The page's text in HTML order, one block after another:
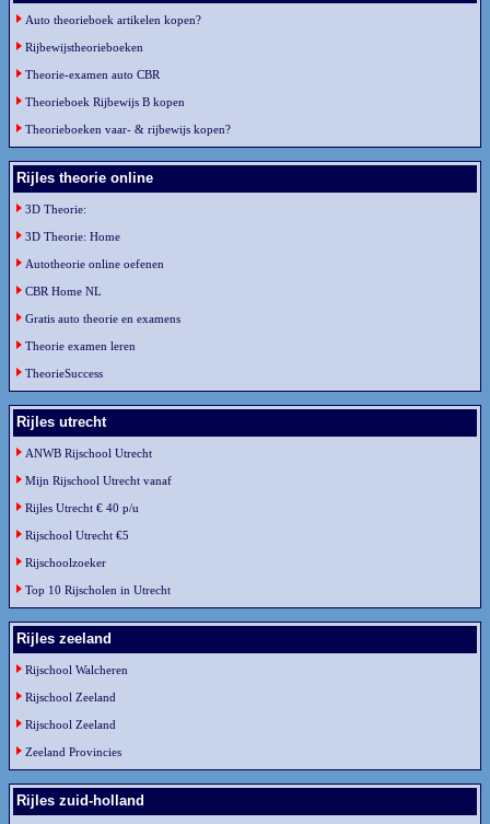
Auto theorieboek artikelen kopen?
Rijbewijstheorieboeken
Theorie-examen auto CBR
Theorieboek Rijbewijs B kopen
Theorieboeken vaar- & rijbewijs kopen?
Rijles theorie online
3D Theorie:
3D Theorie: Home
Autotheorie online oefenen
CBR Home NL
Gratis auto theorie en examens
Theorie examen leren
TheorieSuccess
Rijles utrecht
ANWB Rijschool Utrecht
Mijn Rijschool Utrecht vanaf
Rijles Utrecht € 40 p/u
Rijschool Utrecht €5
Rijschoolzoeker
Top 10 Rijscholen in Utrecht
Rijles zeeland
Rijschool Walcheren
Rijschool Zeeland
Rijschool Zeeland
Zeeland Provincies
Rijles zuid-holland